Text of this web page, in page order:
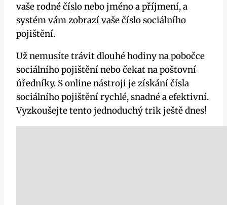
vaše rodné číslo nebo jméno a příjmení, a
systém vám zobrazí vaše číslo sociálního
pojištění.
Už nemusíte trávit dlouhé hodiny na pobočce
sociálního pojištění nebo čekat na poštovní
úředníky. S online nástroji je získání čísla
sociálního pojištění rychlé, snadné a efektivní.
Vyzkoušejte tento jednoduchý trik ještě dnes!